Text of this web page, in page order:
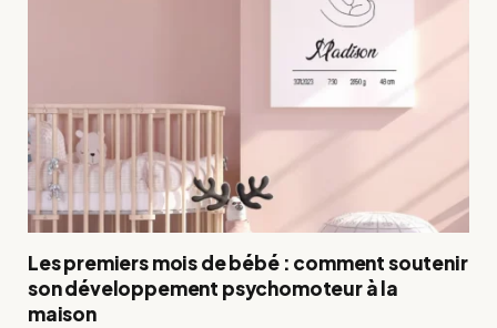
Les premiers mois de bébé : comment soutenir
son développement psychomoteur à la
maison